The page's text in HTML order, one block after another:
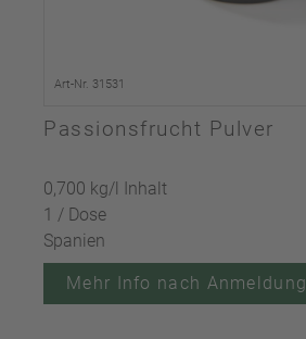
Art-Nr. 31531
Passionsfrucht Pulver
0,700 kg/l Inhalt
1 / Dose
Spanien
Mehr Info nach Anmeldung